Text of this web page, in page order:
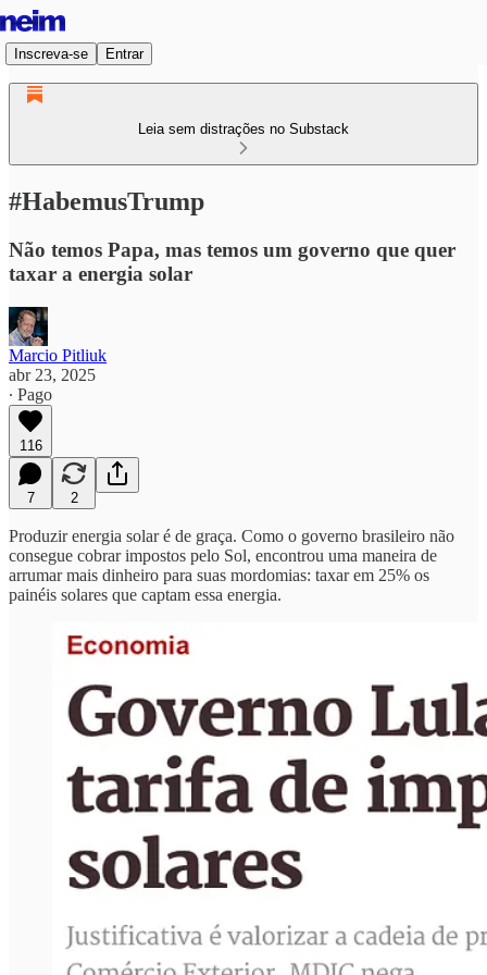
Inscreva-se Entrar
Leia sem distrações no Substack
#HabemusTrump
Não temos Papa, mas temos um governo que quer
taxar a energia solar
Marcio Pitliuk
abr 23, 2025
∙ Pago
116
7 2
Produzir energia solar é de graça. Como o governo brasileiro não
consegue cobrar impostos pelo Sol, encontrou uma maneira de
arrumar mais dinheiro para suas mordomias: taxar em 25% os
painéis solares que captam essa energia.